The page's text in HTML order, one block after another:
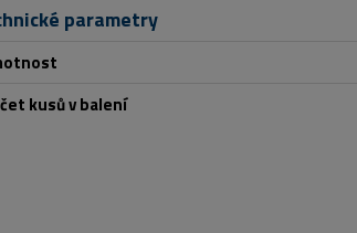
parametry
kusů v balení